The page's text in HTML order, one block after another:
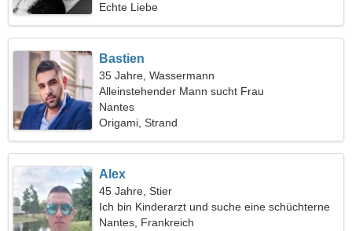
Echte Liebe
Bastien
35 Jahre, Wassermann
Alleinstehender Mann sucht Frau
Nantes
Origami, Strand
Alex
45 Jahre, Stier
Ich bin Kinderarzt und suche eine schüchterne
Frau
Nantes, Frankreich